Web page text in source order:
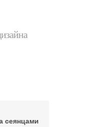
сеянцами